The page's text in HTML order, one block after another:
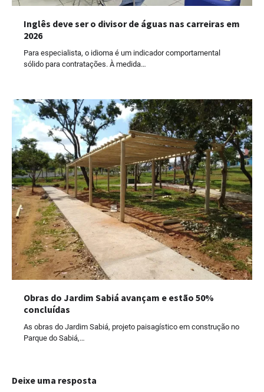
Inglês deve ser o divisor de águas nas carreiras em
2026
Para especialista, o idioma é um indicador comportamental
sólido para contratações. À medida…
Obras do Jardim Sabiá avançam e estão 50%
concluídas
As obras do Jardim Sabiá, projeto paisagístico em construção no
Parque do Sabiá,…
Deixe uma resposta